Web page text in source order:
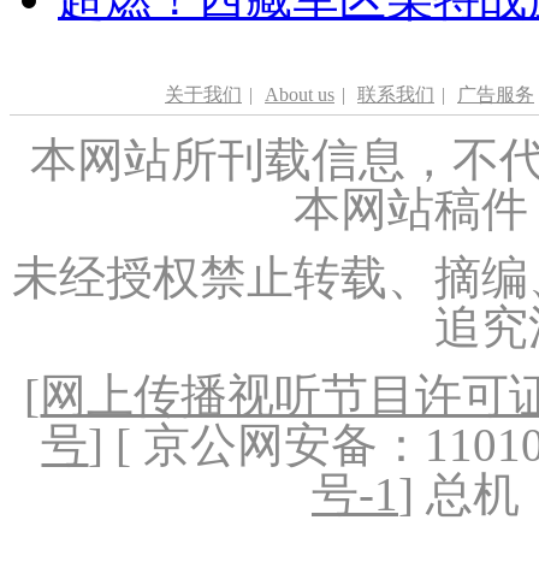
关于我们 | About us | 联系我们 | 广告服务
本网站所刊载信息，不
本网站稿
未经授权禁止转载、摘
追
[网上传播视听节目许可
号] [ 京公网安备：
号-1] 总机